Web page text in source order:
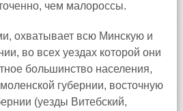
чем малороссы.
охватывает всю Минскую и
во всех уездах которой они
большинство населения,
губернии, восточную
(уезды Витебский,